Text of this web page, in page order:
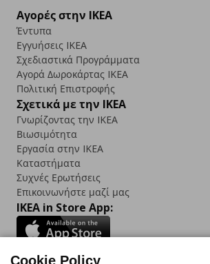
Αγορές στην IKEA
Έντυπα
Εγγυήσεις IKEA
Σχεδιαστικά Προγράμματα
Αγορά Δωρoκάρτας IKEA
Πολιτική Επιστροφής
Σχετικά με την IKEA
Γνωρίζοντας την IKEA
Βιωσιμότητα
Εργασία στην IKEA
Καταστήματα
Συχνές Ερωτήσεις
Επικοινωνήστε μαζί μας
IKEA in Store App:
Cookie Policy